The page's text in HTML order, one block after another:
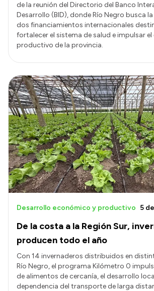
de la reunión del Directorio del Banco
Desarrollo (BID), donde Río Negro busca
dos financiamientos internacionales
fortalecer el sistema de salud e impulsar
productivo de la provincia.
De la costa a la Región Sur,
producen todo el año
Desarrollo económico y productivo 5
Con 14 invernaderos distribuidos en
Río Negro, el programa Kilómetro 0
de alimentos de cercanía, el desarrollo
dependencia del transporte de larga